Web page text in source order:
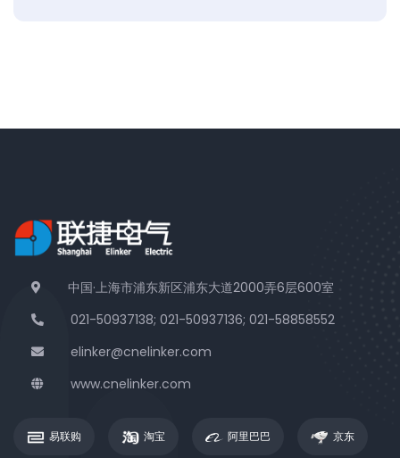
中国·上海市浦东新区浦东大道2000弄6层600室
021-50937138; 021-50937136; 021-58858552
elinker@cnelinker.com
www.cnelinker.com
易联购 淘宝 阿里巴巴 京东